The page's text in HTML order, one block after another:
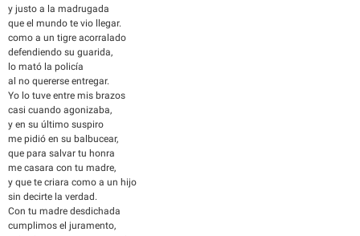
y justo a la madrugada
que el mundo te vio llegar.
como a un tigre acorralado
defendiendo su guarida,
lo mató la policía
al no quererse entregar.
Yo lo tuve entre mis brazos
casi cuando agonizaba,
y en su último suspiro
me pidió en su balbucear,
que para salvar tu honra
me casara con tu madre,
y que te criara como a un hijo
sin decirte la verdad.
Con tu madre desdichada
cumplimos el juramento,